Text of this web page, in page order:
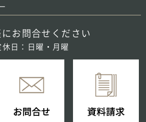
お問合せください
休日：日曜・月曜